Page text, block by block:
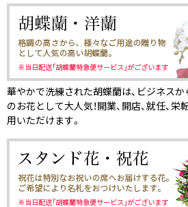
華やかで洗練された胡蝶蘭は、ビジネス
のお花として大人気！開業、開店、就任、
用いただけます。